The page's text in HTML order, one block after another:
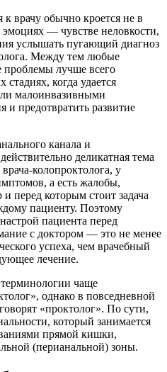
врачу обычно кроется не в
эмоциях — чувстве неловкости,
услышать пугающий диагноз
Между тем любые
проблемы лучше всего
когда удается
малоинвазивными
предотвратить развитие
канала и
деликатная тема
колопроктолога, у
а есть жалобы,
перед которым стоит задача
пациенту. Поэтому
пациента перед
с доктором — это не менее
успеха, чем врачебный
лечение.
чаще
однако в повседневной
«проктолог». По сути,
который занимается
прямой кишки,
(перианальной) зоны.